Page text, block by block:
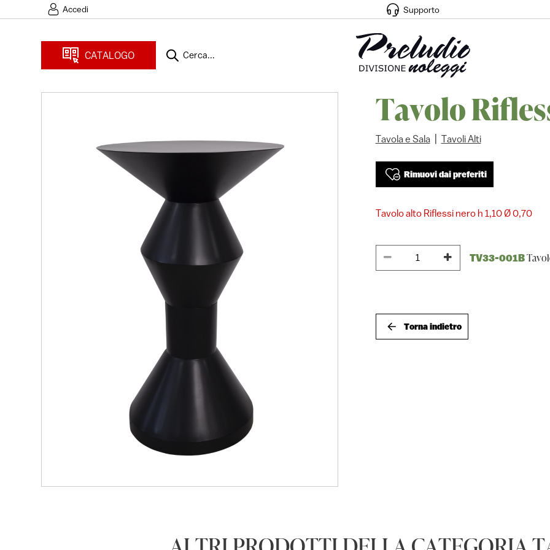
Accedi Supporto
CATALOGO Cerca...
Tavolo
Tavola e Sala Tavoli Alti
Rimuovi dai preferiti
Tavolo alto Riflessi nero h 1,10 Ø 0,70
TV33-001B
Torna indietro